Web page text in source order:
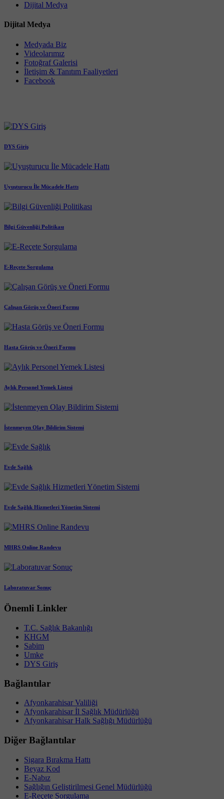
Dijital Medya
Dijital Medya
Medyada Biz
Videolarımız
Fotoğraf Galerisi
İletişim & Tanıtım Faaliyetleri
Facebook
DYS Giriş
Uyuşturucu İle Mücadele Hattı
Bilgi Güvenliği Politikası
E-Reçete Sorgulama
Çalışan Görüş ve Öneri Formu
Hasta Görüş ve Öneri Formu
Aylık Personel Yemek Listesi
İstenmeyen Olay Bildirim Sistemi
Evde Sağlık
Evde Sağlık Hizmetleri Yönetim Sistemi
MHRS Online Randevu
Laboratuvar Sonuç
Önemli Linkler
T.C. Sağlık Bakanlığı
KHGM
Sabim
Umke
DYS Giriş
Bağlantılar
Afyonkarahisar Valiliği
Afyonkarahisar İl Sağlık Müdürlüğü
Afyonkarahisar Halk Sağlığı Müdürlüğü
Diğer Bağlantılar
Sigara Bırakma Hattı
Beyaz Kod
E-Nabız
Sağlığın Geliştirilmesi Genel Müdürlüğü
E-Reçete Sorgulama